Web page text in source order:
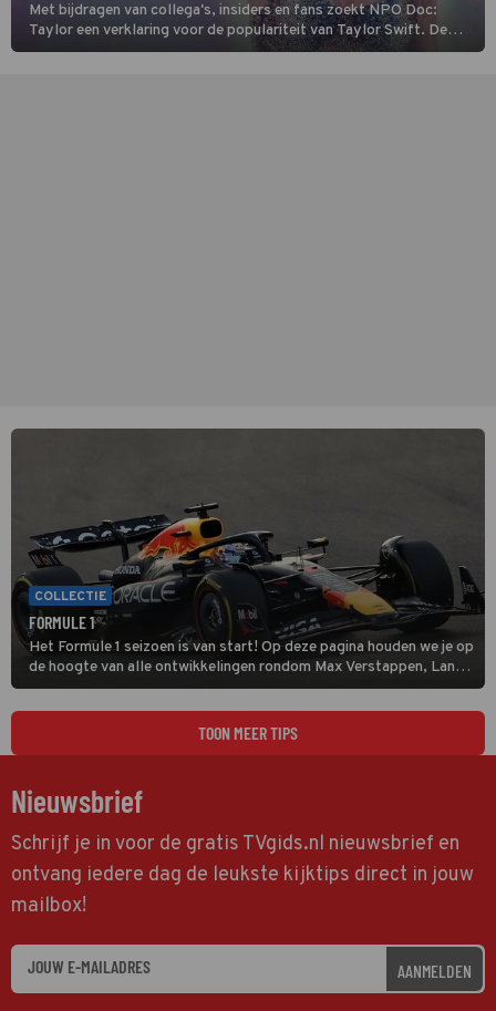
Met bijdragen van collega's, insiders en fans zoekt NPO Doc:
Taylor een verklaring voor de populariteit van Taylor Swift. De
singer-songwriter is een van de succesvolste sterren van onze tijd
COLLECTIE
FORMULE 1
Het Formule 1 seizoen is van start! Op deze pagina houden we je op
de hoogte van alle ontwikkelingen rondom Max Verstappen, Lando
Norris en alle andere coureurs en GP's.
TOON MEER TIPS
Nieuwsbrief
Schrijf je in voor de gratis TVgids.nl nieuwsbrief en
ontvang iedere dag de leukste kijktips direct in jouw
mailbox!
AANMELDEN